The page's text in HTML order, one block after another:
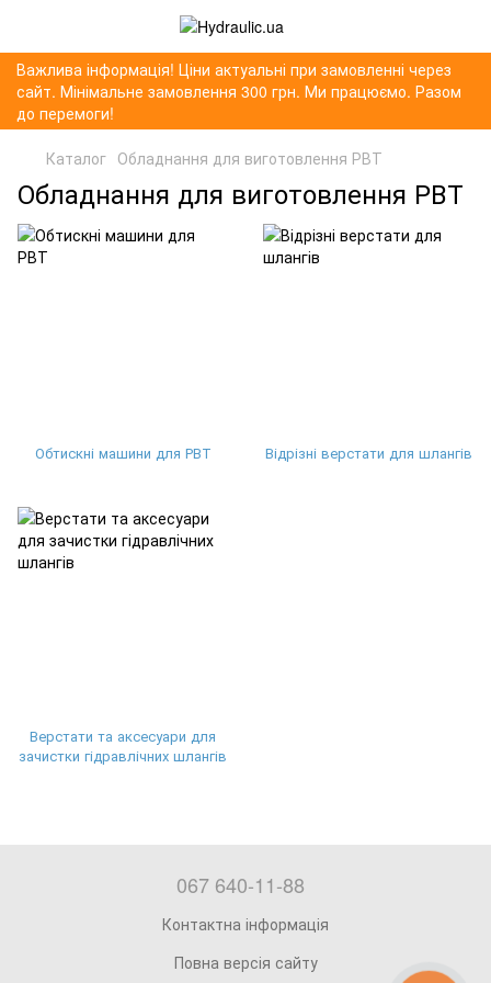
Важлива інформація! Ціни актуальні при замовленні через
сайт. Мінімальне замовлення 300 грн. Ми працюємо. Разом
до перемоги!
Каталог Обладнання для виготовлення РВТ
Обладнання для виготовлення РВТ
Обтискні машини для РВТ Відрізні верстати для шлангів
Верстати та аксесуари для
зачистки гідравлічних шлангів
067 640-11-88
Контактна інформація
Повна версія сайту